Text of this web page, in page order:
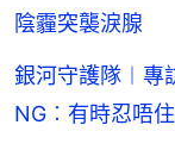
陰霾突襲淚腺
銀河守護隊︱
NG︰有時忍唔